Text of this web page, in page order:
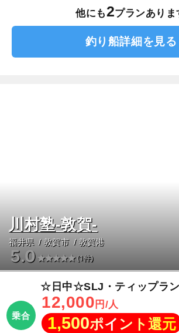
他にも2プランありま
釣り船詳細を見る
川村塾-敦賀-
福井県 敦賀市 敦賀港
5.0 (1件)
乗合
☆日中☆SLJ・ティップラン
12,000 円/人
1,500ポイント還元